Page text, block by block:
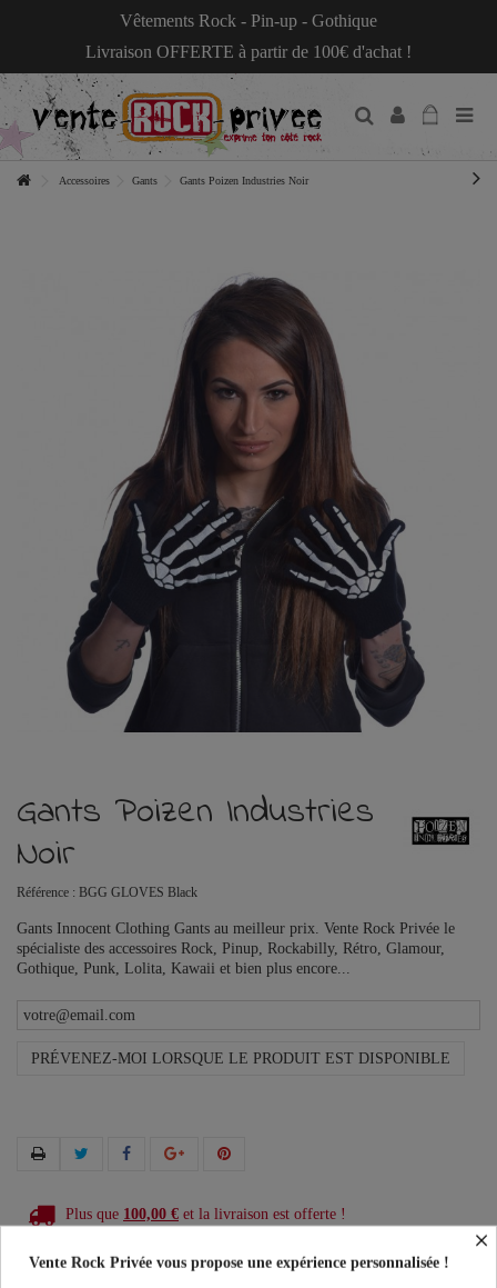
Vêtements Rock - Pin-up - Gothique
Livraison OFFERTE à partir de 100€ d'achat !
Accessoires Gants Gants Poizen Industries Noir
Gants Poizen Industries
Noir
Référence : BGG GLOVES Black
Gants Innocent Clothing Gants au meilleur prix. Vente Rock Privée le
spécialiste des accessoires Rock, Pinup, Rockabilly, Rétro, Glamour,
Gothique, Punk, Lolita, Kawaii et bien plus encore...
PRÉVENEZ-MOI LORSQUE LE PRODUIT EST DISPONIBLE
Plus que 100,00 € et la livraison est offerte !
Guide des tailles
×
Vente Rock Privée vous propose une expérience personnalisée !